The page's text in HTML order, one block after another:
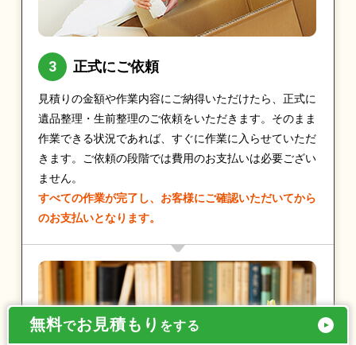
正式にご依頼
見積りの金額や作業内容にご納得いただけたら、正式に
遺品整理・生前整理のご依頼をいただきます。そのまま
作業できる状況であれば、すぐに作業に入らせていただ
きます。ご依頼の段階では費用のお支払いは必要ござい
ません。
すべての作業が完了し、お客様にご確認いただいてから
のお支払いとなります。
無料でお見積もり をする